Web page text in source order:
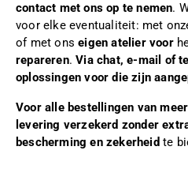
contact met ons op te nemen.
voor elke eventualiteit: met
of met onseigen atelier voor
repareren.Via chat, e-mail of
oplossingen voor die zijn
Voor alle bestellingen van
levering verzekerd zonder
bescherming en zekerheid te